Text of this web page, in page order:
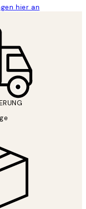
hier an